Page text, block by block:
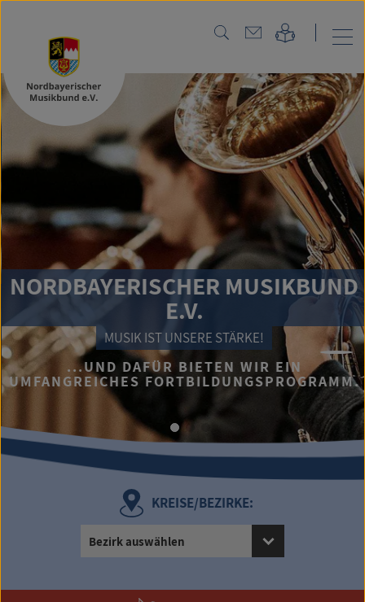
NORDBAYERISCHER MUSIKBUND
E.V.
MUSIK IST UNSERE STÄRKE!
...UND DAFÜR BIETEN WIR EIN
UMFANGREICHES FORTBILDUNGSPROGRAMM.
KREISE/BEZIRKE:
Bezirk auswählen